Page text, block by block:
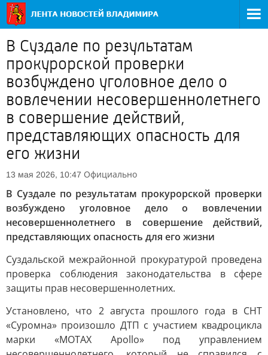
В Суздале по результатам
прокурорской проверки
возбуждено уголовное дело о
вовлечении несовершеннолетнего
в совершение действий,
представляющих опасность для
его жизни
13 мая 2026, 10:47 Официально
В Суздале по результатам прокурорской проверки
возбуждено уголовное дело о вовлечении
несовершеннолетнего в совершение действий,
представляющих опасность для его жизни
Суздальской межрайонной прокуратурой проведена
проверка соблюдения законодательства в сфере
защиты прав несовершеннолетних.
Установлено, что 2 августа прошлого года в СНТ
«Суромна» произошло ДТП с участием квадроцикла
марки «MOTAX Apollo» под управлением